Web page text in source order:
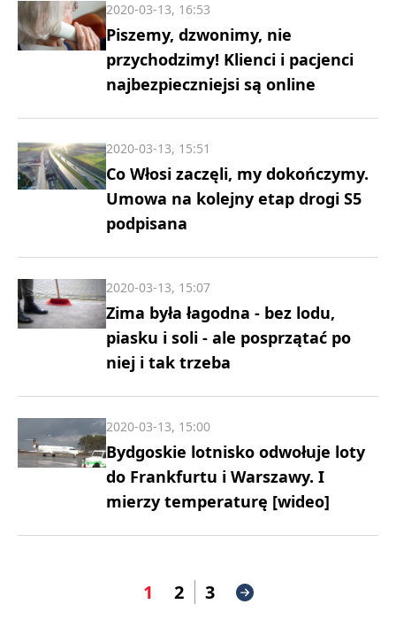
Piszemy, dzwonimy, nie
przychodzimy! Klienci i pacjenci
najbezpieczniejsi są online
2020-03-13, 16:53
Co Włosi zaczęli, my dokończymy.
Umowa na kolejny etap drogi S5
podpisana
2020-03-13, 15:51
Zima była łagodna - bez lodu,
piasku i soli - ale posprzątać po
niej i tak trzeba
2020-03-13, 15:07
Bydgoskie lotnisko odwołuje loty
do Frankfurtu i Warszawy. I
mierzy temperaturę [wideo]
2020-03-13, 15:00
1 2 3